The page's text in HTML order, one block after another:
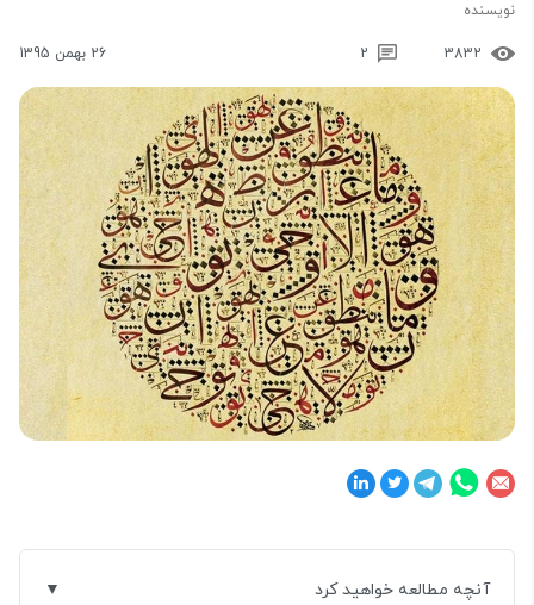
نویسنده
3832
2 26 بهمن 1395
آنچه مطالعه خواهید کرد